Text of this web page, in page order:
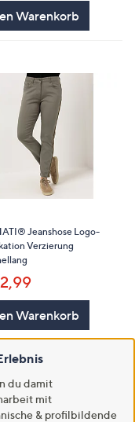
Warenkorb
Jeanshose Logo-
Verzierung
Warenkorb
du damit
mit
& profilbildende